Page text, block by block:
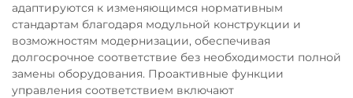
адаптируются к изменяющимся нормативным
стандартам благодаря модульной конструкции и
возможностям модернизации, обеспечивая
долгосрочное соответствие без необходимости полной
замены оборудования. Проактивные функции
управления соответствием включают